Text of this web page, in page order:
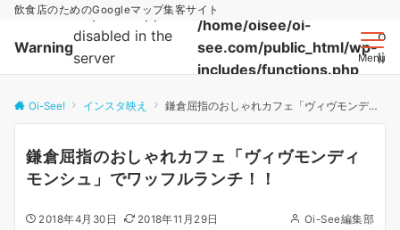
飲食店のためのGoogleマップ集客サイト
Warning
http:// wrapper is
disabled in the
server
allow_url_fopen=0
in
/home/oisee/oi-
see.com/public_html/wp-
includes/functions.php
on
line
Menu
Oi-See! インスタ映え 鎌倉屈指のおしゃれカフェ「ヴィヴモンディモンシュ」でワッフルランチ！！
鎌倉屈指のおしゃれカフェ「ヴィヴモンディ
モンシュ」でワッフルランチ！！
2018年4月30日 2018年11月29日 Oi-See編集部